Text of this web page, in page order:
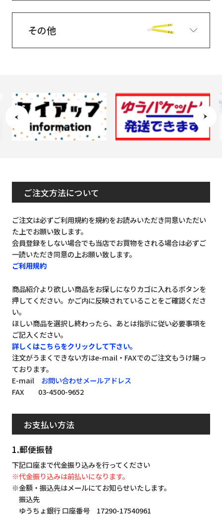
その他
ご注文方法について
ご注文は必ずご利用規約を規約をお読みいただき同意いただい
た上でお願い致します。
会員登録をしない場合でも当店でお買物をされる場合は必ずご
一読いただき同意の上お願い致します。
ご利用規約
商品紹介より欲しい商品をお探しになりカゴに入れるボタンを
押してください。かご内に反映されていることをご確認くださ
い。
ほしい商品を選択し終わったら、あとは指示に従い必要事項を
ご記入ください。
詳しくはこちらをクリックして下さい。
注文がうまくできない方はe-mail・FAXでのご注文もうけ賜っ
ております。
E-mail お問い合わせメールアドレス
FAX 03-4500-9652
お支払い方法
1.郵便振替
下記口座まで代金振り込みを行ってください
※代金振り込みは前払いになります。
※金額・振込先はメールにてお知らせいたします。
振込先
ゆうちょ銀行 口座番号 17290-17540961